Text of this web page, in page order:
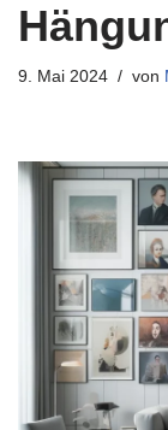
9. Mai 2024 von